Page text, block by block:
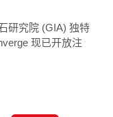
研究院 (GIA) 独特
现已开放注